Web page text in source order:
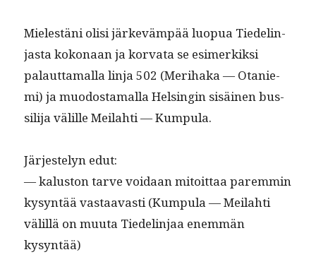
Mielestäni olisi järkeväm­pää luop­ua Tiedelin­
jas­ta kokon­aan ja kor­va­ta se esimerkik­si
palaut­ta­mal­la lin­ja 502 (Mer­i­ha­ka — Otanie­
mi) ja muo­dosta­mal­la Helsin­gin sisäi­nen bus­
sil­i­ja välille Meilahti — Kumpula.
Jär­jeste­lyn edut:
— kalus­ton tarve voidaan mitoit­taa parem­min
kysyn­tää vas­taavasti (Kumpu­la — Meilahti
välil­lä on muu­ta Tiedelin­jaa enem­män
kysyntää)